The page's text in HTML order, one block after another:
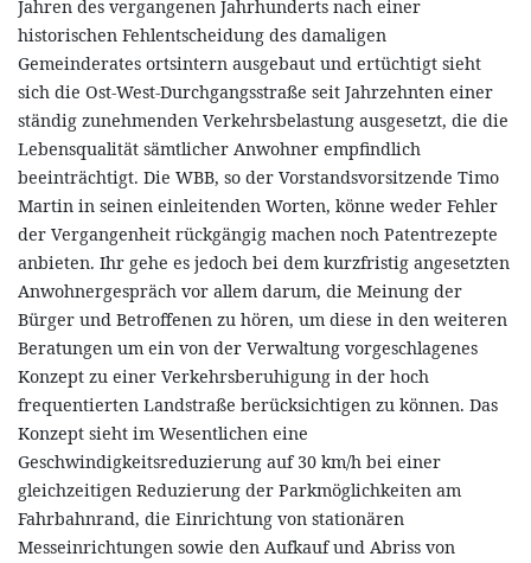
Jahren des vergangenen Jahrhunderts nach einer
historischen Fehlentscheidung des damaligen
Gemeinderates ortsintern ausgebaut und ertüchtigt sieht
sich die Ost-West-Durchgangsstraße seit Jahrzehnten einer
ständig zunehmenden Verkehrsbelastung ausgesetzt, die die
Lebensqualität sämtlicher Anwohner empfindlich
beeinträchtigt. Die WBB, so der Vorstandsvorsitzende Timo
Martin in seinen einleitenden Worten, könne weder Fehler
der Vergangenheit rückgängig machen noch Patentrezepte
anbieten. Ihr gehe es jedoch bei dem kurzfristig angesetzten
Anwohnergespräch vor allem darum, die Meinung der
Bürger und Betroffenen zu hören, um diese in den weiteren
Beratungen um ein von der Verwaltung vorgeschlagenes
Konzept zu einer Verkehrsberuhigung in der hoch
frequentierten Landstraße berücksichtigen zu können. Das
Konzept sieht im Wesentlichen eine
Geschwindigkeitsreduzierung auf 30 km/h bei einer
gleichzeitigen Reduzierung der Parkmöglichkeiten am
Fahrbahnrand, die Einrichtung von stationären
Messeinrichtungen sowie den Aufkauf und Abriss von